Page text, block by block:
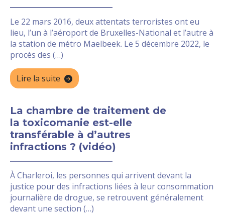
Le 22 mars 2016, deux attentats terroristes ont eu
lieu, l’un à l’aéroport de Bruxelles-National et l’autre à
la station de métro Maelbeek. Le 5 décembre 2022, le
procès des (…)
Lire la suite
La chambre de traitement de
la toxicomanie est-elle
transférable à d’autres
infractions ? (vidéo)
À Charleroi, les personnes qui arrivent devant la
justice pour des infractions liées à leur consommation
journalière de drogue, se retrouvent généralement
devant une section (…)